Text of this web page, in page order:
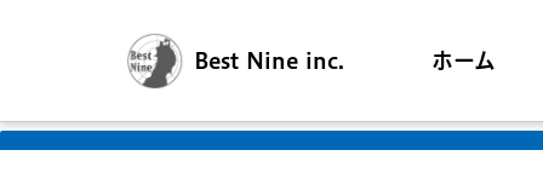
Best Nine inc. ホーム